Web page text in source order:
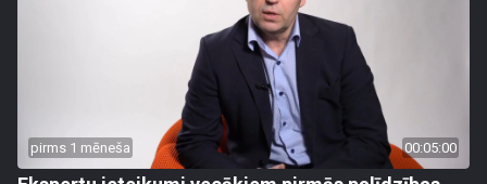
pirms 1 mēneša 00:05:00